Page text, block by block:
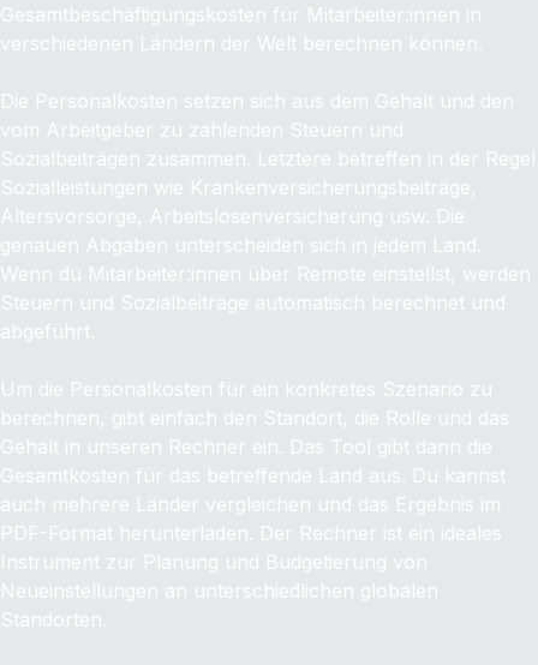
Gesamtbeschäftigungskosten für Mitarbeiter:innen in
verschiedenen Ländern der Welt berechnen können.
Die Personalkosten setzen sich aus dem Gehalt und den
vom Arbeitgeber zu zahlenden Steuern und
Sozialbeiträgen zusammen. Letztere betreffen in der Regel
Sozialleistungen wie Krankenversicherungsbeiträge,
Altersvorsorge, Arbeitslosenversicherung usw. Die
genauen Abgaben unterscheiden sich in jedem Land.
Wenn du Mitarbeiter:innen über Remote einstellst, werden
Steuern und Sozialbeiträge automatisch berechnet und
abgeführt.
Um die Personalkosten für ein konkretes Szenario zu
berechnen, gibt einfach den Standort, die Rolle und das
Gehalt in unseren Rechner ein. Das Tool gibt dann die
Gesamtkosten für das betreffende Land aus. Du kannst
auch mehrere Länder vergleichen und das Ergebnis im
PDF-Format herunterladen. Der Rechner ist ein ideales
Instrument zur Planung und Budgetierung von
Neueinstellungen an unterschiedlichen globalen
Standorten.